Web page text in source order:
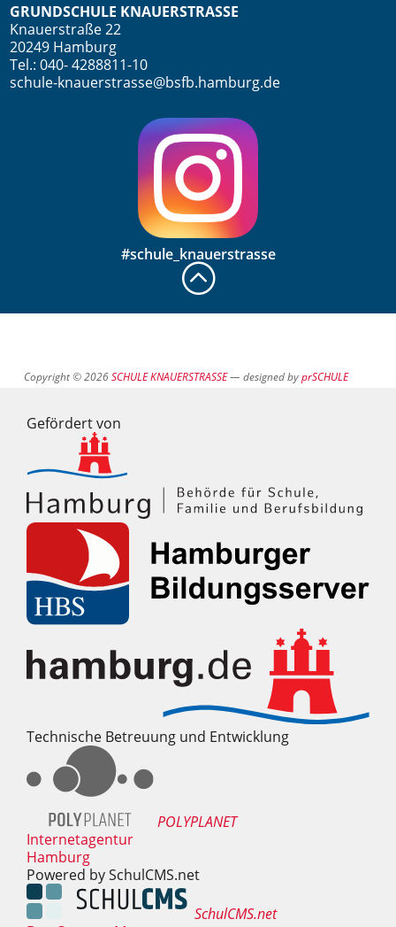
GRUNDSCHULE KNAUERSTRASSE
Knauerstraße 22
20249 Hamburg
Tel.: 040- 4288811-10
schule-knauerstrasse@bsfb.hamburg.de
#schule_knauerstrasse
:
Copyright © 2026SCHULE KNAUERSTRASSE— designed byprSCHULE
Gefördert von
Technische Betreuung und Entwicklung
POLYPLANET
Internetagentur
Hamburg
Powered by SchulCMS.net
SchulCMS.net